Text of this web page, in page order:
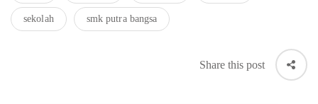
sekolah smk putra bangsa
Share this post